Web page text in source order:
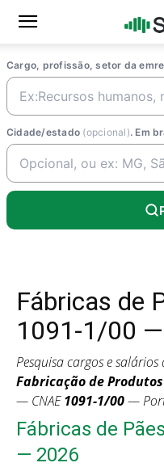
Cargo, profissão, setor da
Cidade/estado (opcional). Em
Fábricas de
1091-1/00 —
Pesquisa cargos e
Fabricação de
— CNAE1091-1/00—
Fábricas de
— 2026